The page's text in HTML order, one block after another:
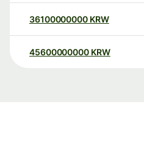
36100000000 KRW
45600000000 KRW